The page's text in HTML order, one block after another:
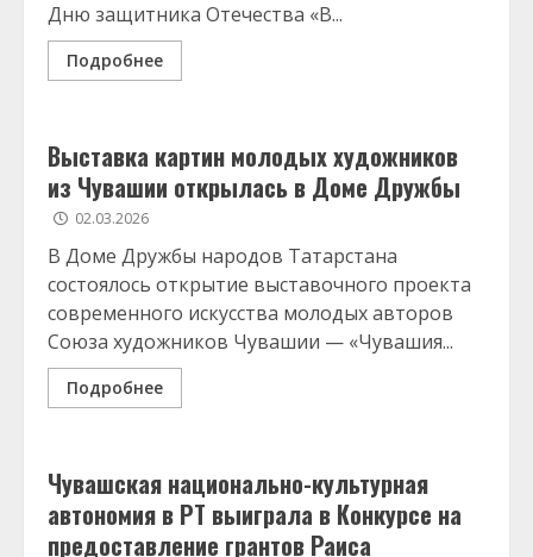
Дню защитника Отечества «В...
Подробнее
Выставка картин молодых художников
из Чувашии открылась в Доме Дружбы
02.03.2026
В Доме Дружбы народов Татарстана
состоялось открытие выставочного проекта
современного искусства молодых авторов
Союза художников Чувашии — «Чувашия...
Подробнее
Чувашская национально-культурная
автономия в РТ выиграла в Конкурсе на
предоставление грантов Раиса